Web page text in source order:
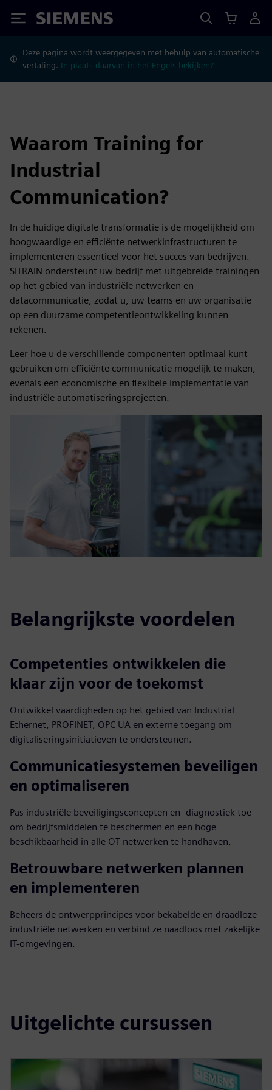
Siemens
Deze pagina wordt weergegeven met behulp van automatische
vertaling. In plaats daarvan in het Engels bekijken?
Waarom Training for
Industrial
Communication?
In de huidige digitale transformatie is de mogelijkheid om
hoogwaardige en efficiënte netwerkinfrastructuren te
implementeren essentieel voor het succes van bedrijven.
SITRAIN ondersteunt uw bedrijf met uitgebreide trainingen
op het gebied van industriële netwerken en
datacommunicatie, zodat u, uw teams en uw organisatie
op een duurzame competentieontwikkeling kunnen
rekenen.
Leer hoe u de verschillende componenten optimaal kunt
gebruiken om efficiënte communicatie mogelijk te maken,
evenals een economische en flexibele implementatie van
industriële automatiseringsprojecten.
Belangrijkste voordelen
Competenties ontwikkelen die
klaar zijn voor de toekomst
Ontwikkel vaardigheden op het gebied van Industrial
Ethernet, PROFINET, OPC UA en externe toegang om
digitaliseringsinitiatieven te ondersteunen.
Communicatiesystemen beveiligen
en optimaliseren
Pas industriële beveiligingsconcepten en -diagnostiek toe
om bedrijfsmiddelen te beschermen en een hoge
beschikbaarheid in alle OT-netwerken te handhaven.
Betrouwbare netwerken plannen
en implementeren
Beheers de ontwerpprincipes voor bekabelde en draadloze
industriële netwerken en verbind ze naadloos met zakelijke
IT-omgevingen.
Uitgelichte cursussen